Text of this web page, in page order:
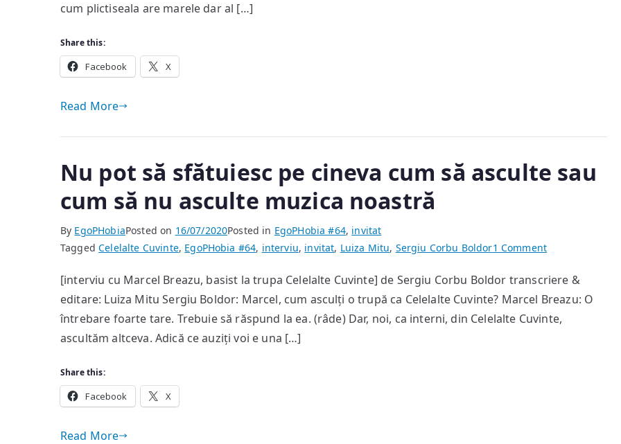
cum plictiseala are marele dar al […]
Share this:
Facebook X
Read More
Nu pot să sfătuiesc pe cineva cum să asculte sau
cum să nu asculte muzica noastră
By EgoPHobiaPosted on 16/07/2020Posted in EgoPHobia #64, invitat
TaggedCelelalte Cuvinte, EgoPHobia #64, interviu, invitat, Luiza Mitu, Sergiu Corbu Boldor1 Commenton
pot
să
sfătuiesc
[interviu cu Marcel Breazu, basist la trupa Celelalte Cuvinte] de Sergiu Corbu Boldor transcriere &
editare: Luiza Mitu Sergiu Boldor: Marcel, cum asculți o trupă ca Celelalte Cuvinte? Marcel Breazu: O
întrebare foarte tare. Trebuie să răspund la ea. (râde) Dar, noi, ca interni, din Celelalte Cuvinte,
ascultăm altceva. Adică ce auziți voi e una […]
Share this:
Facebook X
Read More